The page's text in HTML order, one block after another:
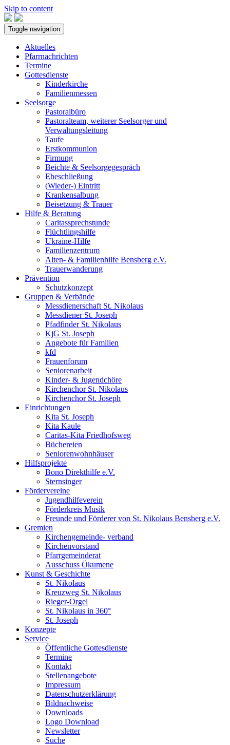
Skip to content
Toggle navigation
Aktuelles
Pfarrnachrichten
Termine
Gottesdienste
Kinderkirche
Familienmessen
Seelsorge
Pastoralbüro
Pastoralteam, weiterer Seelsorger und
Verwaltungsleitung
Taufe
Erstkommunion
Firmung
Beichte & Seelsorgegespräch
Eheschließung
(Wieder-) Eintritt
Krankensalbung
Beisetzung & Trauer
Hilfe & Beratung
Caritassprechstunde
Flüchtlingshilfe
Ukraine-Hilfe
Familienzentrum
Alten- & Familienhilfe Bensberg e.V.
Trauerwanderung
Prävention
Schutzkonzept
Gruppen & Verbände
Messdienerschaft St. Nikolaus
Messdiener St. Joseph
Pfadfinder St. Nikolaus
KjG St. Joseph
Angebote für Familien
kfd
Frauenforum
Seniorenarbeit
Kinder- & Jugendchöre
Kirchenchor St. Nikolaus
Kirchenchor St. Joseph
Einrichtungen
Kita St. Joseph
Kita Kaule
Caritas-Kita Friedhofsweg
Büchereien
Seniorenwohnhäuser
Hilfsprojekte
Bono Direkthilfe e.V.
Sternsinger
Fördervereine
Jugendhilfeverein
Förderkreis Musik
Freunde und Förderer von St. Nikolaus Bensberg e.V.
Gremien
Kirchengemeinde- verband
Kirchenvorstand
Pfarrgemeinderat
Ausschuss Ökumene
Kunst & Geschichte
St. Nikolaus
Kreuzweg St. Nikolaus
Rieger-Orgel
St. Nikolaus in 360°
St. Joseph
Konzepte
Service
Öffentliche Gottesdienste
Termine
Kontakt
Stellenangebote
Impressum
Datenschutzerklärung
Bildnachweise
Downloads
Logo Download
Newsletter
Suche